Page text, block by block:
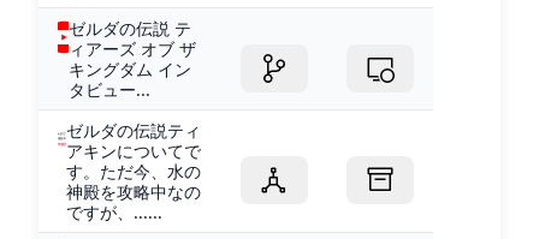
ゼルダの伝説 テ
ィアーズ オブ ザ
キングダム イン
タビュー...
ゼルダの伝説ティ
アキンについてで
す。ただ今、水の
神殿を攻略中なの
ですが、......